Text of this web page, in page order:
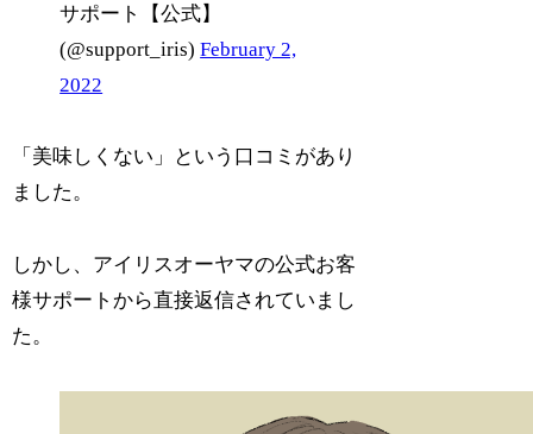
サポート【公式】
(@support_iris)February 2,
2022
「美味しくない」という口コミがあり
ました。
しかし、アイリスオーヤマの公式お客
様サポートから直接返信されていまし
た。